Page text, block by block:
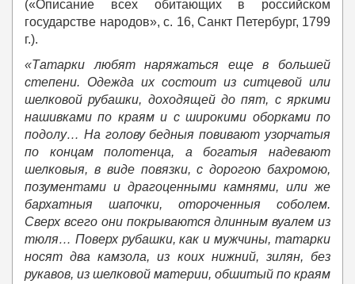
(«Описание всех обитающих в российском
государстве народов», с. 16, Санкт Петербург, 1799
г.).
«Татарки любят наряжаться еще в большей
степени. Одежда их состоит из ситцевой или
шелковой рубашки, доходящей до пят, с яркими
нашивками по краям и с широкими оборками по
подолу… На голову бедныя повивают узорчатыя
по концам полотенца, а богатыя надевают
шелковыя, в виде повязки, с дорогою бахромою,
позументами и драгоценными камнями, или же
бархатныя шапочки, отороченныя соболем.
Сверх всего они покрываются длинным вуалем из
тюля… Поверх рубашки, как и мужчины, татарки
носят два камзола, из коих нижний, зилян, без
рукавов, из шелковой материи, обшитый по краям